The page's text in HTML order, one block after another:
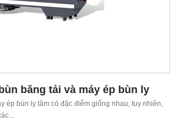
băng tải và máy ép bùn ly
ép bùn ly tâm có đặc điểm giống nhau, tuy nhiên,